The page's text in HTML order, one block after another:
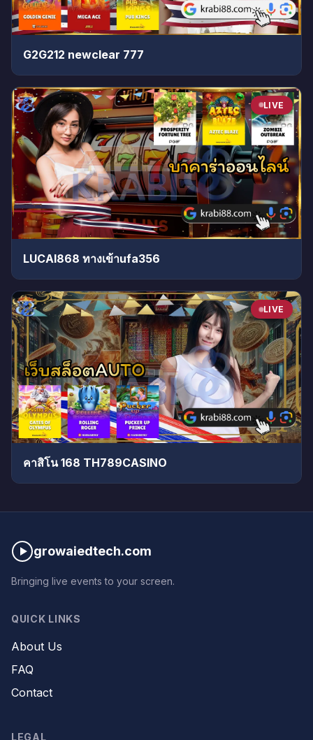
G2G212 newclear 777
LIVE
LUCAI868 ทางเข้าufa356
LIVE
คาสิโน 168 TH789CASINO
growaiedtech.com
Bringing live events to your screen.
QUICK LINKS
About Us
FAQ
Contact
LEGAL